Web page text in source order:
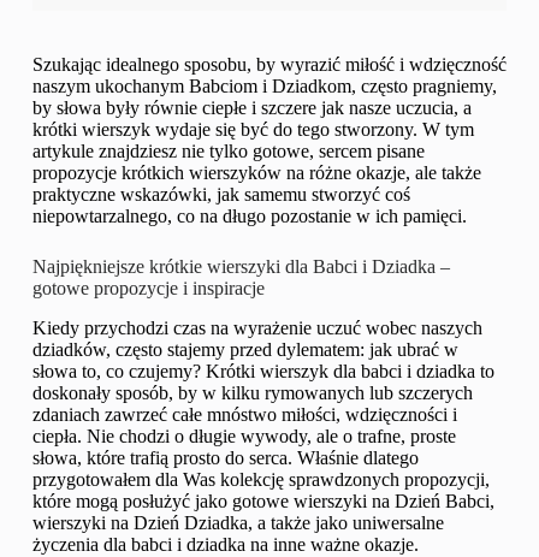
Szukając idealnego sposobu, by wyrazić miłość i wdzięczność
naszym ukochanym Babciom i Dziadkom, często pragniemy,
by słowa były równie ciepłe i szczere jak nasze uczucia, a
krótki wierszyk wydaje się być do tego stworzony. W tym
artykule znajdziesz nie tylko gotowe, sercem pisane
propozycje krótkich wierszyków na różne okazje, ale także
praktyczne wskazówki, jak samemu stworzyć coś
niepowtarzalnego, co na długo pozostanie w ich pamięci.
Najpiękniejsze krótkie wierszyki dla Babci i Dziadka –
gotowe propozycje i inspiracje
Kiedy przychodzi czas na wyrażenie uczuć wobec naszych
dziadków, często stajemy przed dylematem: jak ubrać w
słowa to, co czujemy? Krótki wierszyk dla babci i dziadka to
doskonały sposób, by w kilku rymowanych lub szczerych
zdaniach zawrzeć całe mnóstwo miłości, wdzięczności i
ciepła. Nie chodzi o długie wywody, ale o trafne, proste
słowa, które trafią prosto do serca. Właśnie dlatego
przygotowałem dla Was kolekcję sprawdzonych propozycji,
które mogą posłużyć jako gotowe wierszyki na Dzień Babci,
wierszyki na Dzień Dziadka, a także jako uniwersalne
życzenia dla babci i dziadka na inne ważne okazje.